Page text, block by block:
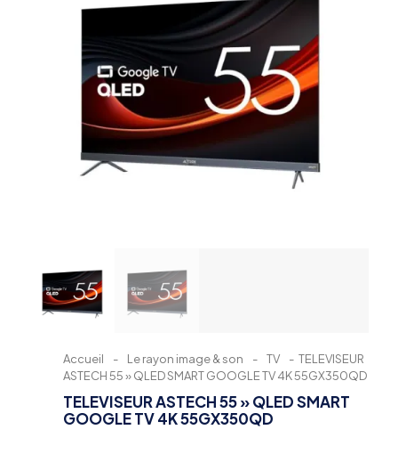
Accueil - Le rayon image & son - TV - TELEVISEUR
ASTECH 55 » QLED SMART GOOGLE TV 4K 55GX350QD
TELEVISEUR ASTECH 55 » QLED SMART
GOOGLE TV 4K 55GX350QD